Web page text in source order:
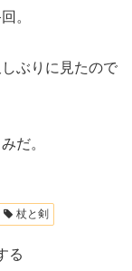
。
ぶりに見たので
だ。
杖と剣
る